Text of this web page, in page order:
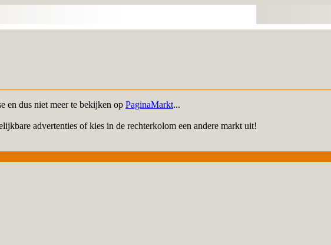
en dus niet meer te bekijken op PaginaMarkt...
advertenties of kies in de rechterkolom een andere markt uit!